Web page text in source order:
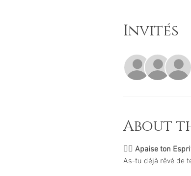
Invités
About
🧘‍♀️ Apaise ton
As-tu déjà rêvé de